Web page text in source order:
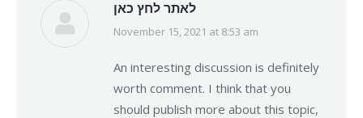
לאתר לחץ כאן
says:
November 15, 2021 at 8:53 am
An interesting discussion is definitely
worth comment. I think that you
should publish more about this topic,